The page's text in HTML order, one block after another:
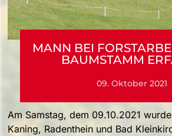
MANN BEI
BAUMSTAMM
09. Oktober 2021
Am Samstag, dem 09.10.2021
Kaning, Radenthein und Bad